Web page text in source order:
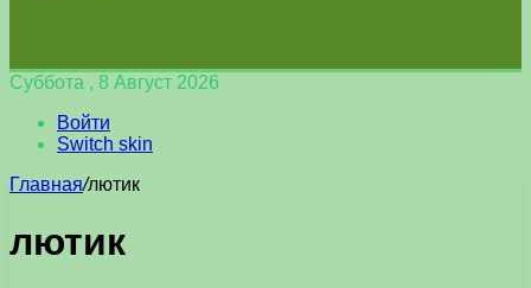
Суббота , 8 Август 2026
Войти
Switch skin
Главная/лютик
лютик